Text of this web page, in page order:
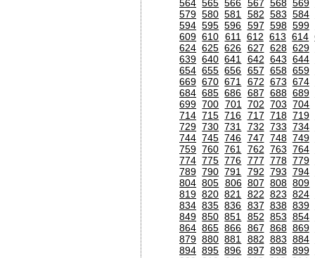
564 565 566 567 568 569
579 580 581 582 583 584
594 595 596 597 598 599
609 610 611 612 613 614
624 625 626 627 628 629
639 640 641 642 643 644
654 655 656 657 658 659
669 670 671 672 673 674
684 685 686 687 688 689
699 700 701 702 703 704
714 715 716 717 718 719
729 730 731 732 733 734
744 745 746 747 748 749
759 760 761 762 763 764
774 775 776 777 778 779
789 790 791 792 793 794
804 805 806 807 808 809
819 820 821 822 823 824
834 835 836 837 838 839
849 850 851 852 853 854
864 865 866 867 868 869
879 880 881 882 883 884
894 895 896 897 898 899